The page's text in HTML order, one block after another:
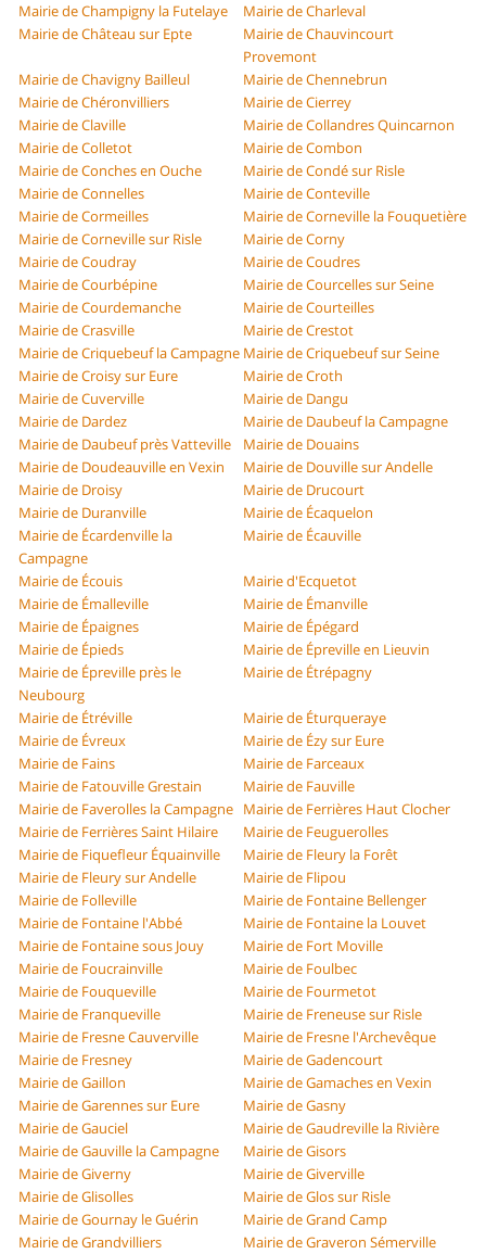
Mairie de Champigny la Futelaye
Mairie de Charleval
Mairie de Château sur Epte
Mairie de Chauvincourt
Provemont
Mairie de Chavigny Bailleul
Mairie de Chennebrun
Mairie de Chéronvilliers
Mairie de Cierrey
Mairie de Claville
Mairie de Collandres Quincarnon
Mairie de Colletot
Mairie de Combon
Mairie de Conches en Ouche
Mairie de Condé sur Risle
Mairie de Connelles
Mairie de Conteville
Mairie de Cormeilles
Mairie de Corneville la Fouquetière
Mairie de Corneville sur Risle
Mairie de Corny
Mairie de Coudray
Mairie de Coudres
Mairie de Courbépine
Mairie de Courcelles sur Seine
Mairie de Courdemanche
Mairie de Courteilles
Mairie de Crasville
Mairie de Crestot
Mairie de Criquebeuf la Campagne Mairie de Criquebeuf sur Seine
Mairie de Croisy sur Eure
Mairie de Croth
Mairie de Cuverville
Mairie de Dangu
Mairie de Dardez
Mairie de Daubeuf la Campagne
Mairie de Daubeuf près Vatteville
Mairie de Douains
Mairie de Doudeauville en Vexin
Mairie de Douville sur Andelle
Mairie de Droisy
Mairie de Drucourt
Mairie de Duranville
Mairie de Écaquelon
Mairie de Écardenville la
Campagne
Mairie de Écauville
Mairie de Écouis
Mairie d'Ecquetot
Mairie de Émalleville
Mairie de Émanville
Mairie de Épaignes
Mairie de Épégard
Mairie de Épieds
Mairie de Épreville en Lieuvin
Mairie de Épreville près le
Neubourg
Mairie de Étrépagny
Mairie de Étréville
Mairie de Éturqueraye
Mairie de Évreux
Mairie de Ézy sur Eure
Mairie de Fains
Mairie de Farceaux
Mairie de Fatouville Grestain
Mairie de Fauville
Mairie de Faverolles la Campagne Mairie de Ferrières Haut Clocher
Mairie de Ferrières Saint Hilaire
Mairie de Feuguerolles
Mairie de Fiquefleur Équainville
Mairie de Fleury la Forêt
Mairie de Fleury sur Andelle
Mairie de Flipou
Mairie de Folleville
Mairie de Fontaine Bellenger
Mairie de Fontaine l'Abbé
Mairie de Fontaine la Louvet
Mairie de Fontaine sous Jouy
Mairie de Fort Moville
Mairie de Foucrainville
Mairie de Foulbec
Mairie de Fouqueville
Mairie de Fourmetot
Mairie de Franqueville
Mairie de Freneuse sur Risle
Mairie de Fresne Cauverville
Mairie de Fresne l'Archevêque
Mairie de Fresney
Mairie de Gadencourt
Mairie de Gaillon
Mairie de Gamaches en Vexin
Mairie de Garennes sur Eure
Mairie de Gasny
Mairie de Gauciel
Mairie de Gaudreville la Rivière
Mairie de Gauville la Campagne
Mairie de Gisors
Mairie de Giverny
Mairie de Giverville
Mairie de Glisolles
Mairie de Glos sur Risle
Mairie de Gournay le Guérin
Mairie de Grand Camp
Mairie de Grandvilliers
Mairie de Graveron Sémerville